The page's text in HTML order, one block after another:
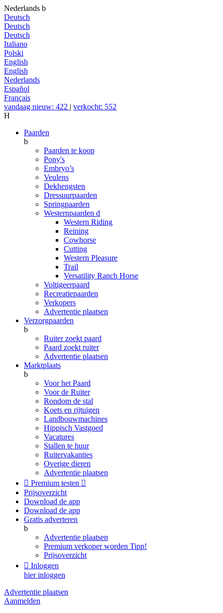
Nederlands b
Deutsch
Deutsch
Deutsch
Italiano
Polski
English
English
Nederlands
Español
Français
vandaag nieuw: 422 | verkocht: 552
H
Paarden
b
Paarden te koop
Pony's
Embryo’s
Veulens
Dekhengsten
Dressuurpaarden
Springpaarden
Westernpaarden d
Western Riding
Reining
Cowhorse
Cutting
Western Pleasure
Trail
Versatility Ranch Horse
Voltigeerpaard
Recreatiepaarden
Verkopers
Advertentie plaatsen
Verzorgpaarden
b
Ruiter zoekt paard
Paard zoekt ruiter
Advertentie plaatsen
Marktplaats
b
Voor het Paard
Voor de Ruiter
Rondom de stal
Koets en rijtuigen
Landbouwmachines
Hippisch Vastgoed
Vacatures
Stallen te huur
Ruitervakanties
Overige dieren
Advertentie plaatsen
 Premium testen 
Prijsoverzicht
Download de app
Download de app
Gratis adverteren
b
Advertentie plaatsen
Premium verkoper worden Tipp!
Prijsoverzicht
 Inloggen
hier inloggen
Advertentie plaatsen
Aanmelden